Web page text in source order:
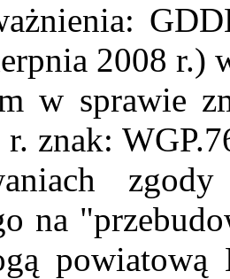
2008 r.)
w sprawie
r. znak:
na